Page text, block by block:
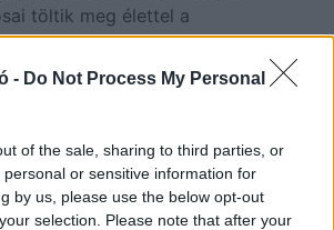
- Do Not Process My Personal
of the sale, sharing to third parties, or
or sensitive information for
by us, please use the below opt-out
selection. Please note that after your
töltik meg élettel a
belépés ingyenes, a
hoz egy kis alternatív
tóparti éjszakába.
rockot, akár a modern